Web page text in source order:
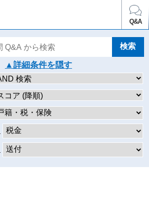
Q&A
詳細条件を